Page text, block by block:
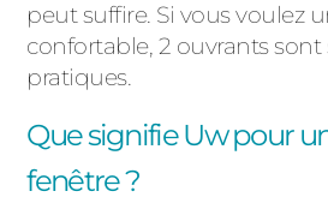
peut suffire. Si vous voulez
confortable, 2 ouvrants
pratiques.
Que signifie Uw pour
fenêtre ?